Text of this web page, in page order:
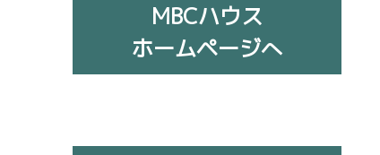
MBCハウス
ホームページへ